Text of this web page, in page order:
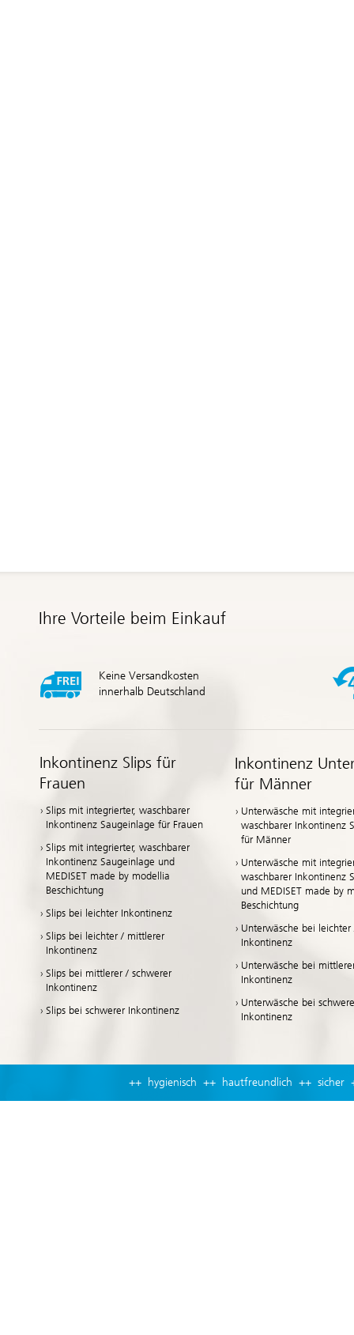
Ihre Vorteile beim Einkauf
Keine Versandkosten
innerhalb Deutschland
Inkontinenz Slips für
Frauen
Slips mit integrierter, waschbarer
Inkontinenz Saugeinlage für Frauen
Slips mit integrierter, waschbarer
Inkontinenz Saugeinlage und
MEDISET made by modellia
Beschichtung
Slips bei leichter Inkontinenz
Slips bei leichter / mittlerer
Inkontinenz
Slips bei mittlerer / schwerer
Inkontinenz
Slips bei schwerer Inkontinenz
Inkontinenz
für Männer
Unterwäsche mit
waschbarer Inkontinenz
für Männer
Unterwäsche mit
waschbarer Inkontinenz
und MEDISET made by
Beschichtung
Unterwäsche bei
Inkontinenz
Unterwäsche bei
Inkontinenz
Unterwäsche bei
Inkontinenz
++ hygienisch ++ hautfreundlich ++ sicher